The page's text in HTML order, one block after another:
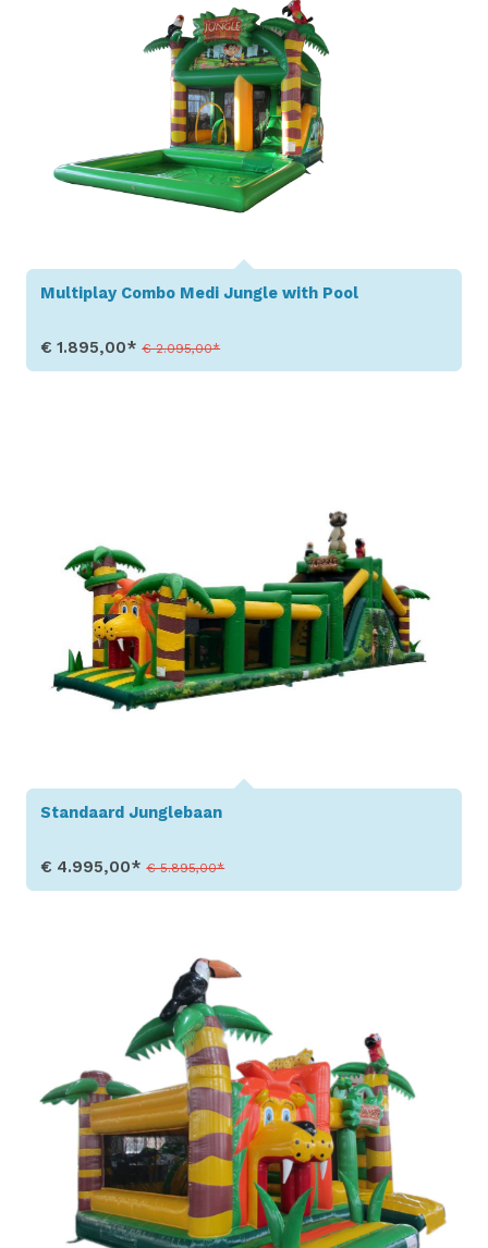
Multiplay Combo Medi Jungle with Pool
€ 1.895,00*€ 2.095,00*
Standaard Junglebaan
€ 4.995,00*€ 5.895,00*